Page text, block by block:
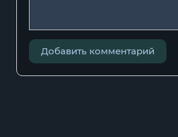
Добавить комментарий